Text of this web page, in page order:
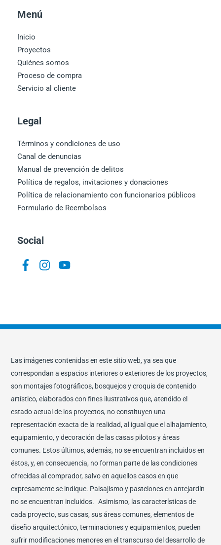
Menú
Inicio
Proyectos
Quiénes somos
Proceso de compra
Servicio al cliente
Legal
Términos y condiciones de uso
Canal de denuncias
Manual de prevención de delitos
Política de regalos, invitaciones y donaciones
Política de relacionamiento con funcionarios públicos
Formulario de Reembolsos
Social
Icon
Icon
Icon
Las imágenes contenidas en este sitio web, ya sea que
correspondan a espacios interiores o exteriores de los proyectos,
son montajes fotográficos, bosquejos y croquis de contenido
artístico, elaborados con fines ilustrativos que, atendido el
estado actual de los proyectos, no constituyen una
representación exacta de la realidad, al igual que el alhajamiento,
equipamiento, y decoración de las casas pilotos y áreas
comunes. Estos últimos, además, no se encuentran incluidos en
éstos, y, en consecuencia, no forman parte de las condiciones
ofrecidas al comprador, salvo en aquellos casos en que
expresamente se indique. Paisajismo y pastelones en antejardín
no se encuentran incluidos. Asimismo, las características de
cada proyecto, sus casas, sus áreas comunes, elementos de
diseño arquitectónico, terminaciones y equipamientos, pueden
sufrir modificaciones menores en el transcurso del desarrollo de